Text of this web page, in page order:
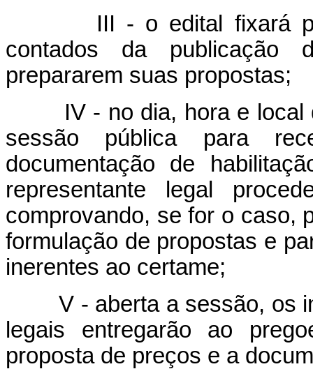
III - o edital fixará
contados da publicação
prepararem suas propostas;
IV - no dia, hora e local
sessão pública para
documentação de
representante legal
comprovando, se for o caso,
formulação de propostas e
inerentes ao certame;
V - aberta a sessão, os
legais entregarão ao
proposta de preços e a